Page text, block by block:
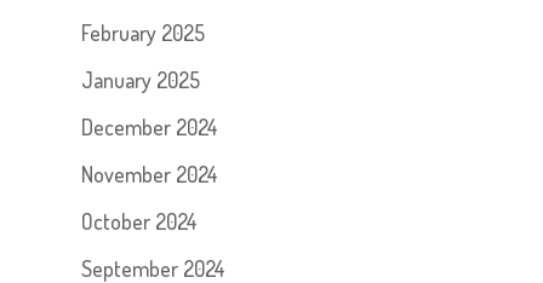
February 2025
January 2025
December 2024
November 2024
October 2024
September 2024